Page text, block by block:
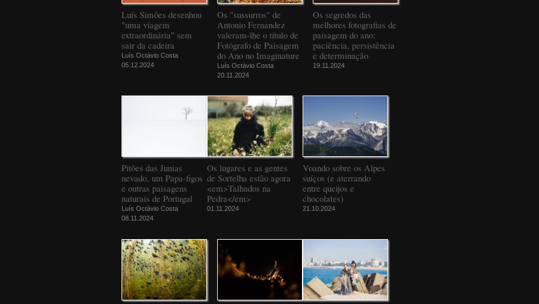
Luís Simões desenhou
"uma viagem
extraordinária" sem
sair da cadeira
Luís Octávio Costa
05.12.2024
Os "sussurros" de
Antonio Fernandez
valeram-lhe o título de
Fotógrafo de Paisagem
do Ano no Imaginature
Luís Octávio Costa
20.11.2024
Os segredos das
melhores fotografias de
paisagem do ano:
paciência, persistência
e determinação
19.11.2024
Pitões das Junias
nevado, um Papa-figos
e outras paisagens
naturais de Portugal
Luís Octávio Costa
08.11.2024
Os lugares e as gentes
de Sortelha estão agora
<em>Talhados na
Pedra</em>
01.11.2024
Voando sobre os Alpes
suíços (e aterrando
entre queijos e
chocolates)
21.10.2024